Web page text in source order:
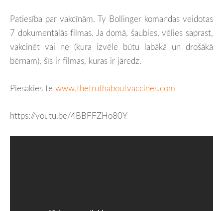
Patiesība par vakcīnām. Ty Bollinger komandas veidotas
7 dokumentālās filmas. Ja domā, šaubies, vēlies saprast,
vakcinēt vai ne (kura izvēle būtu labākā un drošākā
bērnam), šīs ir filmas, kuras ir jāredz.
Piesakies te www.thetruthaboutvaccines.com
https://youtu.be/4BBFFZHo80Y